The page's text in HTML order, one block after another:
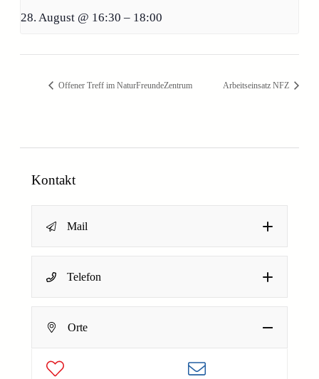
28. August @ 16:30 – 18:00
Offener Treff im NaturFreundeZentrum Arbeitseinsatz NFZ
Kontakt
Mail
a
c
r
i
c
E-Mail-Adresse
Telefon
Orte